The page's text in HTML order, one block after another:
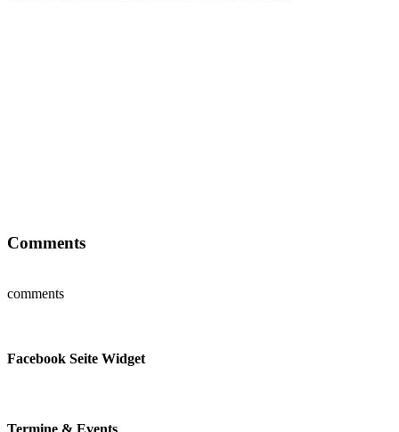
Comments
comments
Facebook Seite Widget
Termine & Events